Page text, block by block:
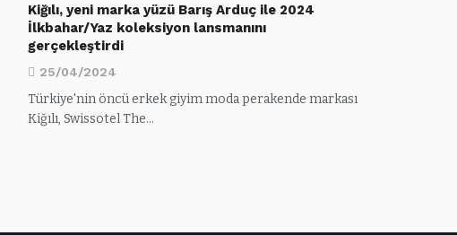
Kiğılı, yeni marka yüzü Barış Arduç ile 2024
İlkbahar/Yaz koleksiyon lansmanını
gerçekleştirdi
25/04/2024
Türkiye'nin öncü erkek giyim moda perakende markası
Kiğılı, Swissotel The…